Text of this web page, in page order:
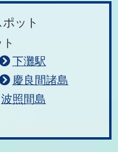
ット
下灘駅
慶良間諸島
波照間島